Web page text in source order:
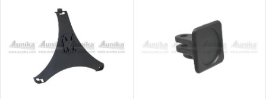
e
Nejprodávanější
Abecedně
p